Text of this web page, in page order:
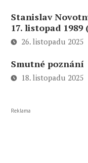
Stanislav
17. listopad 1989
26. listopadu 2025
Smutné poznání
18. listopadu 2025
Reklama